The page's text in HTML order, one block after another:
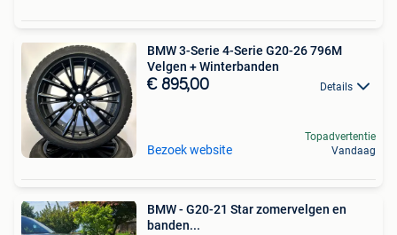
BMW 3-Serie 4-Serie G20-26 796M
Velgen + Winterbanden
€ 895,00 Details
Bezoek website
Topadvertentie
Vandaag
BMW - G20-21 Star zomervelgen en
banden...